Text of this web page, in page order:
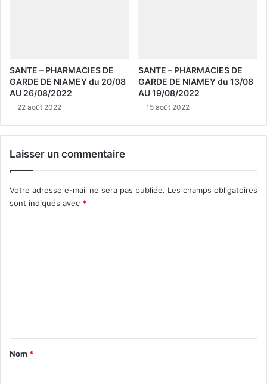
SANTE – PHARMACIES DE
GARDE DE NIAMEY du 20/08
AU 26/08/2022
22 août 2022
SANTE – PHARMACIES DE
GARDE DE NIAMEY du 13/08
AU 19/08/2022
15 août 2022
Laisser un commentaire
Votre adresse e-mail ne sera pas publiée. Les champs obligatoires
sont indiqués avec *
a
Nom *